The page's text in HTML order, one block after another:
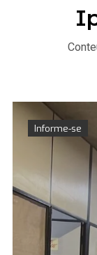
Informe-se